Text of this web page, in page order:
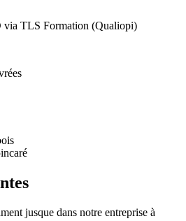
via TLS Formation (Qualiopi)
jusque dans notre entreprise à